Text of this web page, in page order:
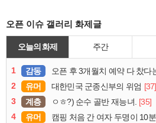
오픈 이슈 갤러리 화제글
오늘의 화제 주간
1 감동 오픈 후 3개월치 예약 다 찼다
2
유머 대한민국 군종신부의 위엄 [37]
3
계층 ㅇㅎ?) 순수 골반 재능녀. [35]
4
유머 캠핑 처음 간 여자 두명이 10